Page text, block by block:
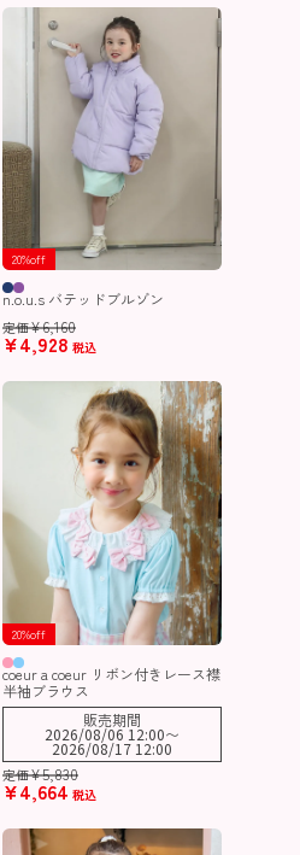
20%off
n.o.u.s バテッドブルゾン
定価¥6,160
¥4,928 税込
20%off
coeur a coeur リボン付きレース襟
半袖ブラウス
定価¥5,830
¥4,664 税込
販売期間
2026/08/06 12:00〜
2026/08/17 12:00